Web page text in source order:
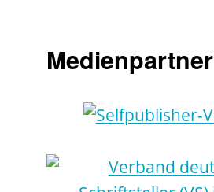
Medienpartner